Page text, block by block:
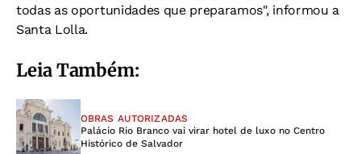
todas as oportunidades que preparamos", informou a
Santa Lolla.
Leia Também:
OBRAS AUTORIZADAS
Palácio Rio Branco vai virar hotel de luxo no Centro
Histórico de Salvador